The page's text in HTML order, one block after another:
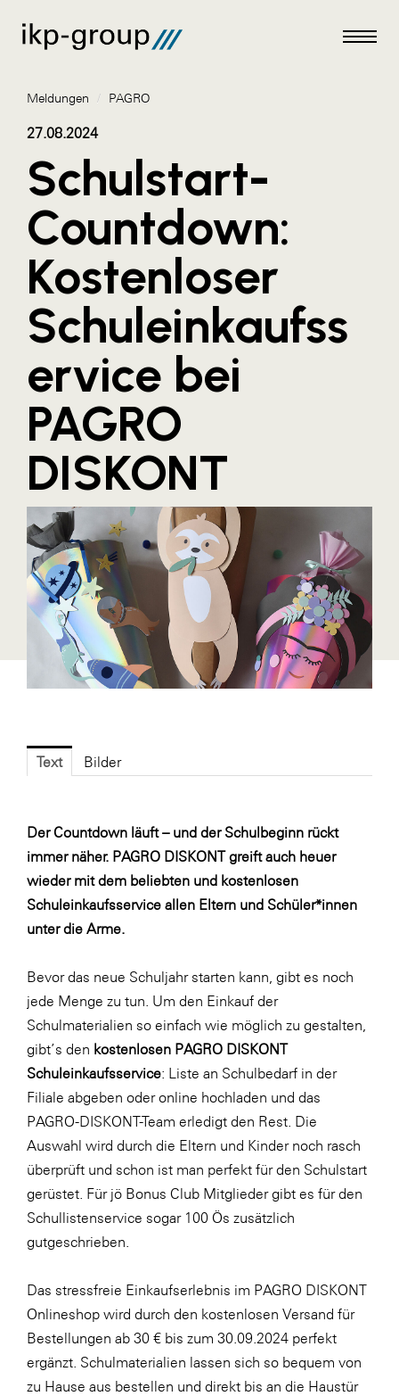
Meldungen
AKTUELLES
ACO
ALEX Krems
Amazon Web Services
Artweger
AustroCel Hallein
Blaguss
Bundesverband Sonnenschutztechnik
Cineplexx
Colmobil Austria
Controller Institut
Darbo
Designer Outlets Parndorf und Salzburg
DOMOFERM
Essity
FG UBIT Salzburg
foodaffairs
FRoSTA
FV Energierohstoff & Kraftstoff
Gardena
Gas Connect Austria
Bauvereinigungen
Getzner Werkstoffe
Heimat Österreich
ikp
Johnson & Johnson
JELD-WEN DANA
kosaplaner
LAT Nitrogen
Libro
Die Menü-Manufaktur
MTH Retail Group
OMV
Meldungen / PAGRO
27.08.2024
Schulstart-
Countdown:
Kostenloser
Schuleinkaufss
ervice bei
PAGRO
DISKONT
Text Bilder
Der Countdown läuft – und der Schulbeginn rückt
immer näher. PAGRO DISKONT greift auch heuer
wieder mit dem beliebten und kostenlosen
Schuleinkaufsservice allen Eltern und Schüler*innen
unter die Arme.
Bevor das neue Schuljahr starten kann, gibt es noch
jede Menge zu tun. Um den Einkauf der
Schulmaterialien so einfach wie möglich zu gestalten,
gibt’s den kostenlosen PAGRO DISKONT
Schuleinkaufsservice: Liste an Schulbedarf in der
Filiale abgeben oderonline hochladen und das
PAGRO-DISKONT-Team erledigt den Rest. Die
Auswahl wird durch die Eltern und Kinder noch rasch
überprüft und schon ist man perfekt für den Schulstart
gerüstet. Für jö Bonus Club Mitglieder gibt es für den
Schullistenservice sogar 100 Ös zusätzlich
gutgeschrieben.
Das stressfreie Einkaufserlebnis im PAGRO DISKONT
Onlineshop wird durch den kostenlosen Versand für
Bestellungen ab 30 € bis zum 30.09.2024 perfekt
ergänzt. Schulmaterialien lassen sich so bequem von
zu Hause aus bestellen und direkt bis an die Haustür